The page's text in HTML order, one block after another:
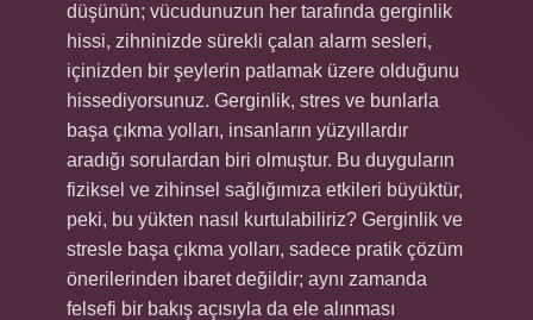
düşünün; vücudunuzun her tarafında gerginlik
hissi, zihninizde sürekli çalan alarm sesleri,
içinizden bir şeylerin patlamak üzere olduğunu
hissediyorsunuz. Gerginlik, stres ve bunlarla
başa çıkma yolları, insanların yüzyıllardır
aradığı sorulardan biri olmuştur. Bu duyguların
fiziksel ve zihinsel sağlığımıza etkileri büyüktür,
peki, bu yükten nasıl kurtulabiliriz? Gerginlik ve
stresle başa çıkma yolları, sadece pratik çözüm
önerilerinden ibaret değildir; aynı zamanda
felsefi bir bakış açısıyla da ele alınması